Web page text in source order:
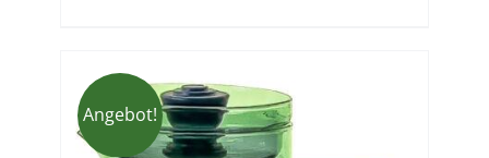
Angebot!